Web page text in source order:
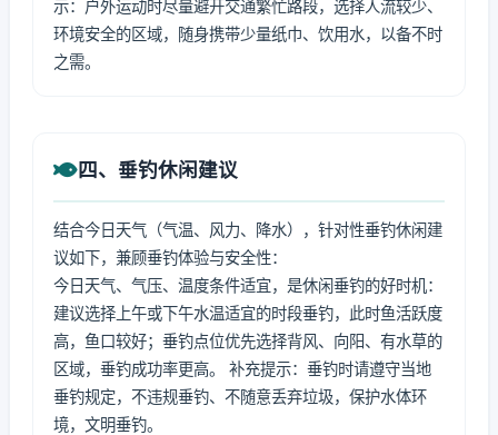
示：户外运动时尽量避开交通繁忙路段，选择人流较少、
环境安全的区域，随身携带少量纸巾、饮用水，以备不时
之需。
四、垂钓休闲建议
结合今日天气（气温、风力、降水），针对性垂钓休闲建
议如下，兼顾垂钓体验与安全性：
今日天气、气压、温度条件适宜，是休闲垂钓的好时机：
建议选择上午或下午水温适宜的时段垂钓，此时鱼活跃度
高，鱼口较好；垂钓点位优先选择背风、向阳、有水草的
区域，垂钓成功率更高。 补充提示：垂钓时请遵守当地
垂钓规定，不违规垂钓、不随意丢弃垃圾，保护水体环
境，文明垂钓。